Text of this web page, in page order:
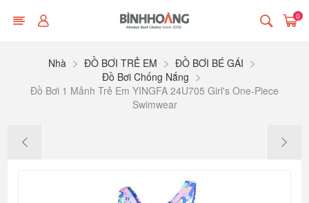
0
Nhà ĐỒ BƠI TRẺ EM
ĐỒ BƠI BÉ GÁI
Đồ Bơi Chống Nắng
Đồ Bơi 1 Mảnh Trẻ Em YINGFA 24U705 Girl's One-Piece
Swimwear